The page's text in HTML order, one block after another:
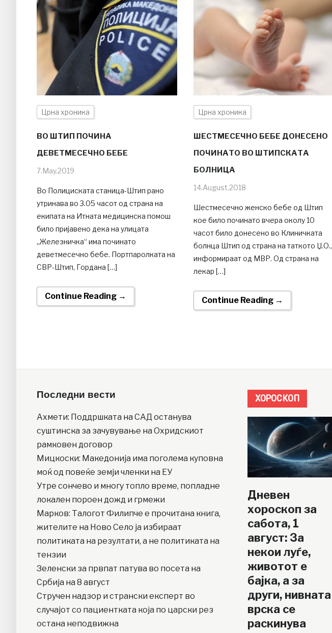
Црна хроника
ВО ШТИП ПОЧИНА
ДЕВЕТМЕСЕЧНО БЕБЕ
7.May.2019
Во Полициската станица-Штип рано
утринава во 3.05 часот од страна на
екипата на Итната медицинска помош
било пријавено дека на улицата
„Железничка“ има починато
деветмесечно бебе. Портпаролката на
СВР-Штип, Гордана […]
Continue Reading →
Црна хроника
ШЕСТМЕСЕЧНО БЕБЕ ДОНЕСЕНО
ПОЧИНАТО ВО ШТИПСКАТА
БОЛНИЦА
14.August.2018
Шестмесечно женско бебе од Штип
кое било починато вчера околу 10
часот било донесено во Клиничката
болнца Штип од страна на таткото Џ.О.,
информираат од МВР. Од страна на
лекар […]
Continue Reading →
Последни вести
Ахмети: Поддршката на САД останува
суштинска за зачувување на Охридскиот
рамковен договор
Мицкоски: Македонија има поголема куповна
моќ од повеќе земји членки на ЕУ
Утре сончево и многу топло време, попладне
локален пороен дожд и грмежи
Марков: Талогот Филипче е прочитана книга,
жителите на Ново Село ја избираат
политиката на резултати, а не политиката на
тензии
Зеленски за првпат патува во посета на
Србија на 8 август
Стручен надзор и странски експерт во
случајот со пациентката која по царски рез
остана неподвижна
ХОРОСКОП
Дневен
хороскоп за
сабота, 1
август: За
некои луѓе,
животот е
бајка, а за
други, нивната
врска се
раскинува